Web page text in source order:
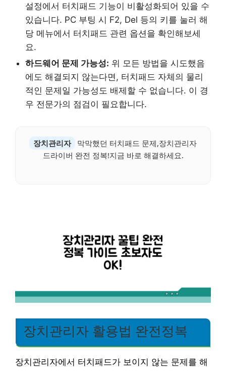
설정에서 터치패드 기능이 비활성화되어 있을 수
있습니다. PC 부팅 시 F2, Del 등의 키를 눌러 해
당 메뉴에서 터치패드 관련 옵션을 확인해보세
요.
하드웨어 문제 가능성: 위 모든 방법을 시도했음
에도 해결되지 않는다면, 터치패드 자체의 물리
적인 문제일 가능성도 배제할 수 없습니다. 이 경
우 전문가의 점검이 필요합니다.
장치관리자
막막했던 터치패드 문제,장치관리자
드라이버 완전 정복!지금 바로 해결하세요.
장치관리자 활용법 완전정복
장치관리자에서 터치패드가 보이지 않는 문제를 해